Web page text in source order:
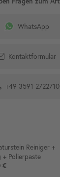
WhatsApp
Kontaktformular
+49 3591 2722710
Reiniger +
+ Polierpaste
€